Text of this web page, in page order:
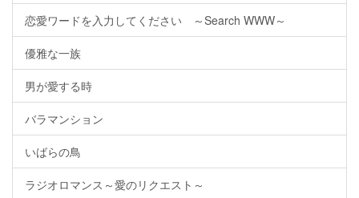
恋愛ワードを入力してください ～Search WWW～
優雅な一族
男が愛する時
バラマンション
いばらの鳥
ラジオロマンス～愛のリクエスト～